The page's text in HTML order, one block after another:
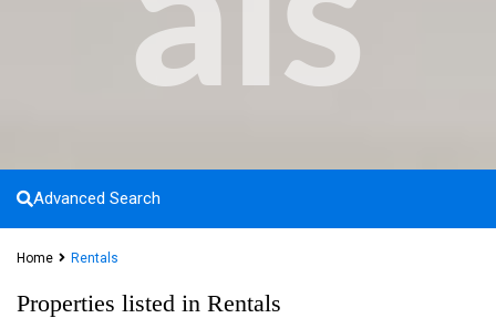
Advanced Search
Home Rentals
Properties listed in Rentals
Vélez-